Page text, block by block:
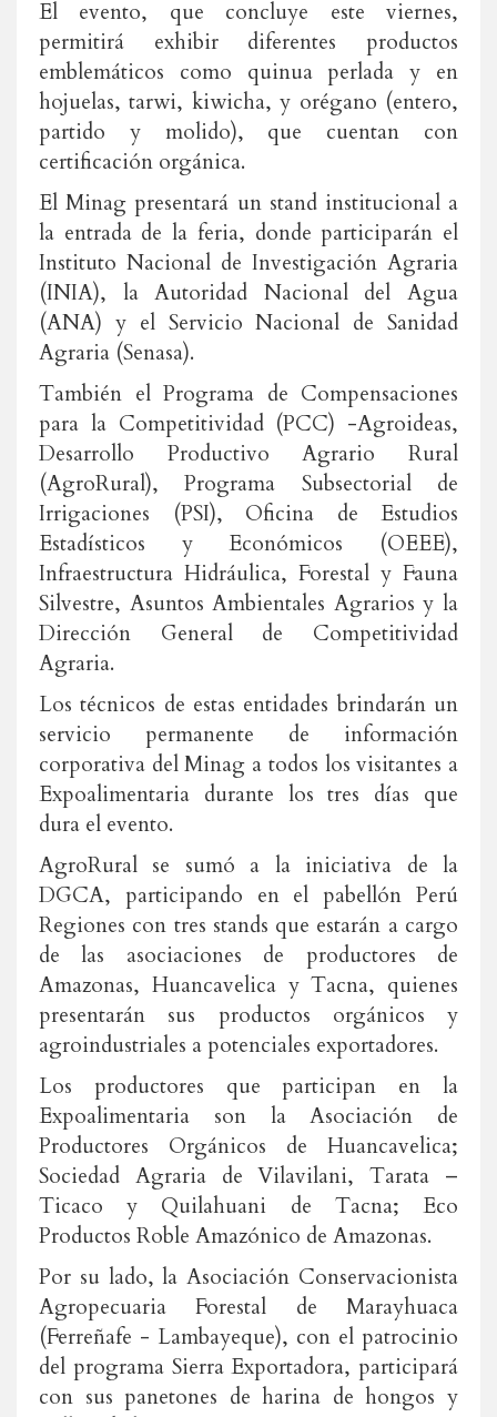
El evento, que concluye este viernes,
permitirá exhibir diferentes productos
emblemáticos como quinua perlada y en
hojuelas, tarwi, kiwicha, y orégano (entero,
partido y molido), que cuentan con
certificación orgánica.
El Minag presentará un stand institucional a
la entrada de la feria, donde participarán el
Instituto Nacional de Investigación Agraria
(INIA), la Autoridad Nacional del Agua
(ANA) y el Servicio Nacional de Sanidad
Agraria (Senasa).
También el Programa de Compensaciones
para la Competitividad (PCC) -Agroideas,
Desarrollo Productivo Agrario Rural
(AgroRural), Programa Subsectorial de
Irrigaciones (PSI), Oficina de Estudios
Estadísticos y Económicos (OEEE),
Infraestructura Hidráulica, Forestal y Fauna
Silvestre, Asuntos Ambientales Agrarios y la
Dirección General de Competitividad
Agraria.
Los técnicos de estas entidades brindarán un
servicio permanente de información
corporativa del Minag a todos los visitantes a
Expoalimentaria durante los tres días que
dura el evento.
AgroRural se sumó a la iniciativa de la
DGCA, participando en el pabellón Perú
Regiones con tres stands que estarán a cargo
de las asociaciones de productores de
Amazonas, Huancavelica y Tacna, quienes
presentarán sus productos orgánicos y
agroindustriales a potenciales exportadores.
Los productores que participan en la
Expoalimentaria son la Asociación de
Productores Orgánicos de Huancavelica;
Sociedad Agraria de Vilavilani, Tarata –
Ticaco y Quilahuani de Tacna; Eco
Productos Roble Amazónico de Amazonas.
Por su lado, la Asociación Conservacionista
Agropecuaria Forestal de Marayhuaca
(Ferreñafe - Lambayeque), con el patrocinio
del programa Sierra Exportadora, participará
con sus panetones de harina de hongos y